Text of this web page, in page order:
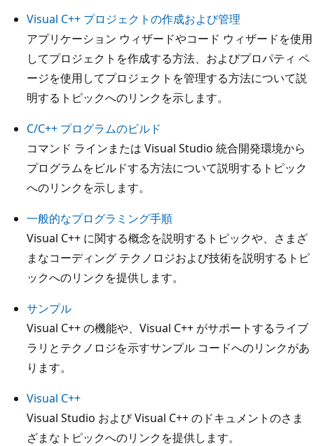
Visual C++ プロジェクトの作成および管理
アプリケーション ウィザードやコード ウィザードを使用
してプロジェクトを作成する方法、およびプロパティ ペ
ージを使用してプロジェクトを管理する方法について説
明するトピックへのリンクを示します。
C/C++ プログラムのビルド
コマンド ラインまたは Visual Studio 統合開発環境から
プログラムをビルドする方法について説明するトピック
へのリンクを示します。
一般的なプログラミング手順
Visual C++ に関する概念を説明するトピックや、さまざ
まなコーディング テクノロジおよび技術を説明するトピ
ックへのリンクを提供します。
サンプル
Visual C++ の機能や、Visual C++ がサポートするライブ
ラリとテクノロジを示すサンプル コードへのリンクがあ
ります。
Visual C++
Visual Studio および Visual C++ のドキュメントのさま
ざまなトピックへのリンクを提供します。